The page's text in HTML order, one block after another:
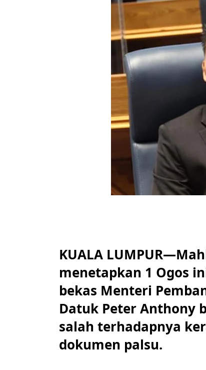
KUALA
menetapkan 1 Ogos
bekas Menteri
Datuk Peter Anthony
salah terhadapnya
dokumen palsu.